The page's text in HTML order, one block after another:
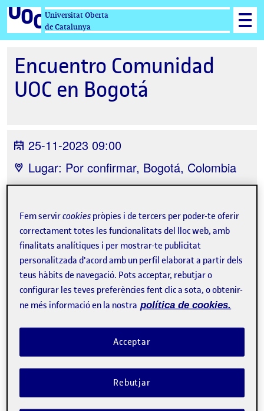
Universitat Oberta
de Catalunya
Encuentro Comunidad
UOC en Bogotá
25-11-2023 09:00
Lugar: Por confirmar, Bogotá, Colombia
Organitzat perUniversitat Oberta de
Tweet
Fem servircookies pròpies i de tercers per poder-te oferir
correctament totes les funcionalitats del lloc web, amb
finalitats analítiques i per mostrar-te publicitat
personalitzada d'acord amb un perfil elaborat a partir dels
teus hàbits de navegació. Pots acceptar, rebutjar o
configurar les teves preferències fent clic a sota, o obtenir-
ne més informació en la nostra política de cookies.
Rebutjar
Acceptar